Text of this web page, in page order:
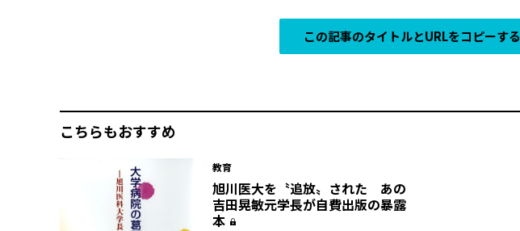
この記事のタイトルとURLをコピーする
こちらもおすすめ
教育
旭川医大を〝追放〟された あの
吉田晃敏元学長が自費出版の暴露
本